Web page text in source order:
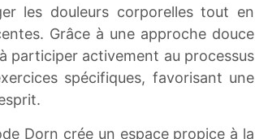
les douleurs corporelles tout en
Grâce à une approche douce
participer activement au processus
spécifiques, favorisant une
Dorn crée un espace propice à la